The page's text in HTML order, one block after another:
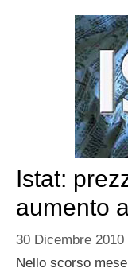
Istat:
aumento
30 Dicembre 2010
Nello scorso